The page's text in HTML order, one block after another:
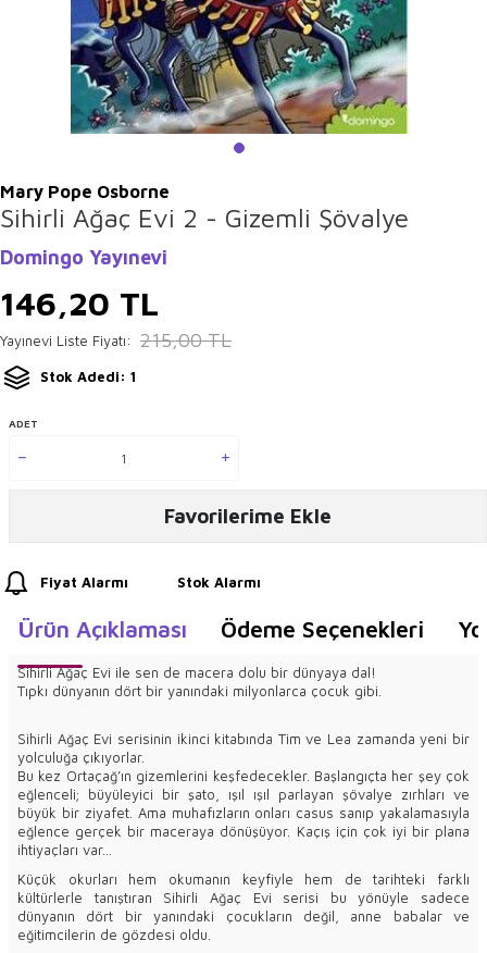
Mary Pope Osborne
Sihirli Ağaç Evi 2 - Gizemli Şövalye
Domingo Yayınevi
146,20 TL
Yayınevi Liste Fiyatı: 215,00TL
Stok Adedi: 1
ADET
Favorilerime Ekle
Fiyat Alarmı Stok Alarmı
Ürün Açıklaması Ödeme Seçenekleri
Sihirli Ağaç Evi ile sen de macera dolu bir dünyaya dal!
Tıpkı dünyanın dört bir yanındaki milyonlarca çocuk gibi.
Sihirli Ağaç Evi serisinin ikinci kitabında Tim ve Lea zamanda yeni bir
yolculuğa çıkıyorlar.
Bu kez Ortaçağ’ın gizemlerini keşfedecekler. Başlangıçta her şey çok
eğlenceli; büyüleyici bir şato, ışıl ışıl parlayan şövalye zırhları ve
büyük bir ziyafet. Ama muhafızların onları casus sanıp yakalamasıyla
eğlence gerçek bir maceraya dönüşüyor. Kaçış için çok iyi bir plana
ihtiyaçları var…
Küçük okurları hem okumanın keyfiyle hem de tarihteki farklı
kültürlerle tanıştıran Sihirli Ağaç Evi serisi bu yönüyle sadece
dünyanın dört bir yanındaki çocukların değil, anne babalar ve
eğitimcilerin de gözdesi oldu.